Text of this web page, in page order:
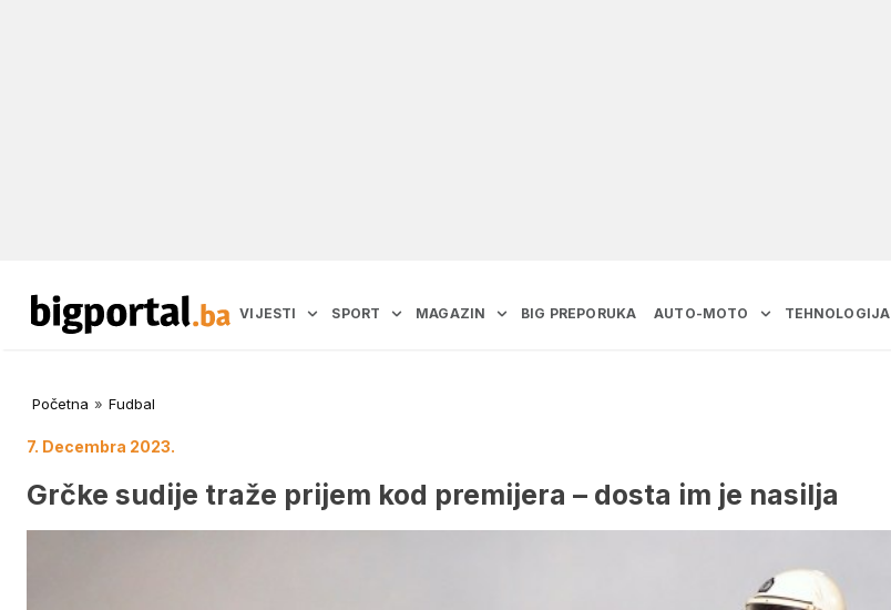
VIJESTI SPORT MAGAZIN BIG PREPORUKA AUTO-MOTO TEHNOLOGIJA
Početna » Fudbal
7. Decembra 2023.
Grčke sudije traže prijem kod premijera – dosta im je nasilja